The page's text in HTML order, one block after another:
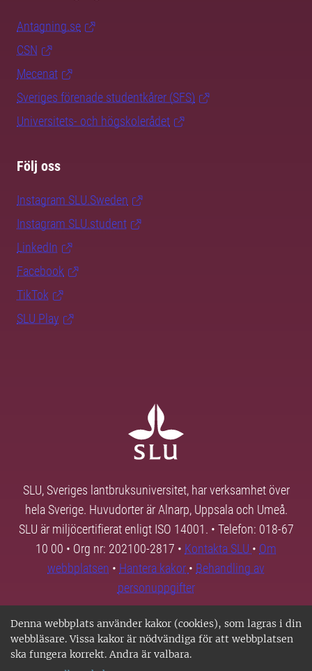
Denna webbplats använder kakor (cookies), som lagras i din
webbläsare. Vissa kakor är nödvändiga för att webbplatsen
ska fungera korrekt. Andra är valbara.
Antagning.se
CSN
Mecenat
Sveriges förenade studentkårer (SFS)
Universitets- och högskolerådet
Följ oss
Instagram SLU.Sweden
Instagram SLU.student
LinkedIn
Facebook
TikTok
SLU Play
SLU, Sveriges lantbruksuniversitet, har verksamhet över
hela Sverige. Huvudorter är Alnarp, Uppsala och Umeå.
SLU är miljöcertifierat enligt ISO 14001. • Telefon: 018-67
10 00 • Org nr: 202100-2817 • Kontakta SLU • Om
webbplatsen • Hantera kakor • Behandling av
personuppgifter